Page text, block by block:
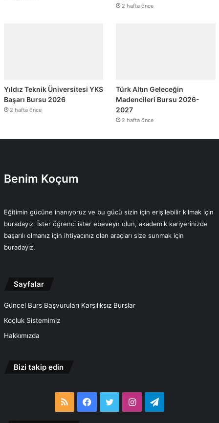
2 hafta önce
Yıldız Teknik Üniversitesi YKS
Başarı Bursu 2026
2 hafta önce
Türk Altın Geleceğin
Madencileri Bursu 2026-
2027
2 hafta önce
Benim Koçum
Eğitimin gücüne inanıyoruz ve bu gücü sizin için erişilebilir kılmak için
buradayız. İster öğrenci ister ebeveyn olun, akademik kariyerinizde
başarılı olmanız için ihtiyacınız olan araçları size sunmak için
buradayız.
Sayfalar
Güncel Burs Başvuruları Karşılıksız Burslar
Koçluk Sistemimiz
Hakkımızda
Bizi takip edin
RSS Facebook
TwitterInstagramTelegram